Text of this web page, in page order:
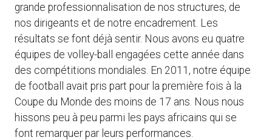
grande professionnalisation de nos structures, de
nos dirigeants et de notre encadrement. Les
résultats se font déjà sentir. Nous avons eu quatre
équipes de volley-ball engagées cette année dans
des compétitions mondiales. En 2011, notre équipe
de football avait pris part pour la première fois à la
Coupe du Monde des moins de 17 ans. Nous nous
hissons peu à peu parmi les pays africains qui se
font remarquer par leurs performances.